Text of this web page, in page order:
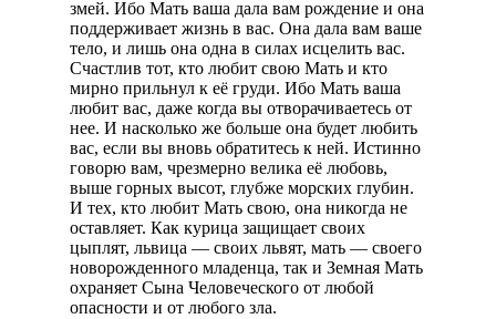
змей. Ибо Мать ваша дала вам рождение и она
поддерживает жизнь в вас. Она дала вам ваше
тело, и лишь она одна в силах исцелить вас.
Счастлив тот, кто любит свою Мать и кто
мирно прильнул к её груди. Ибо Мать ваша
любит вас, даже когда вы отворачиваетесь от
нее. И насколько же больше она будет любить
вас, если вы вновь обратитесь к ней. Истинно
говорю вам, чрезмерно велика её любовь,
выше горных высот, глубже морских глубин.
И тех, кто любит Мать свою, она никогда не
оставляет. Как курица защищает своих
цыплят, львица — своих львят, мать — своего
новорожденного младенца, так и Земная Мать
охраняет Сына Человеческого от любой
опасности и от любого зла.